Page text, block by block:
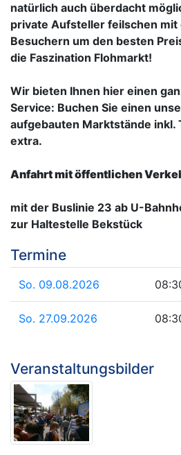
natürlich auch überdacht
private Aufsteller feilschen mit
Besuchern um den besten
die Faszination Flohmarkt!
Wir bieten Ihnen hier einen
Service: Buchen Sie einen
aufgebauten Marktstände
extra.
Anfahrt mit öffentlichen
mit der Buslinie 23 ab U-
zur Haltestelle Bekstück
Termine
So. 09.08.2026
So. 27.09.2026
Veranstaltungsbilder